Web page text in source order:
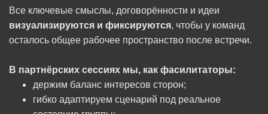
Все ключевые смыслы, договорённости и идеи
визуализируются и фиксируются, чтобы у команд
осталось общее рабочее пространство после встречи.
В партнёрских сессиях мы, как фасилитаторы:
держим баланс интересов сторон;
гибко адаптируем сценарий под реальное